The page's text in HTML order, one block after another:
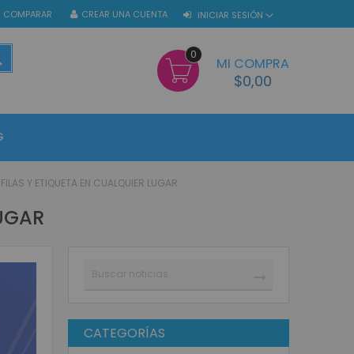
COMPARAR INICIAR SESIÓN
CREAR UNA CUENTA
MI COMPRA
$0,00
0
Y ETIQUETA EN CUALQUIER LUGAR
CATEGORÍAS